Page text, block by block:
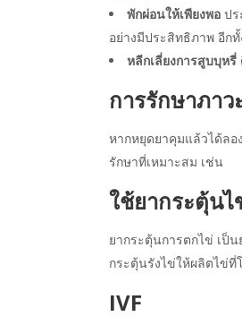
พักผ่อนให้เพียงพอ ปร
อย่างมีประสิทธิภาพ อีก
หลีกเลี่ยงการสูบบุห
การรักษาภา
หากหยุดยาคุมแล้วได้ลอ
รักษาที่เหมาะสม เช่น
ใช้ยากระตุ้นไ
ยากระตุ้นการตกไข่ เป็
กระตุ้นรังไข่ให้ผลิตไข่
IVF